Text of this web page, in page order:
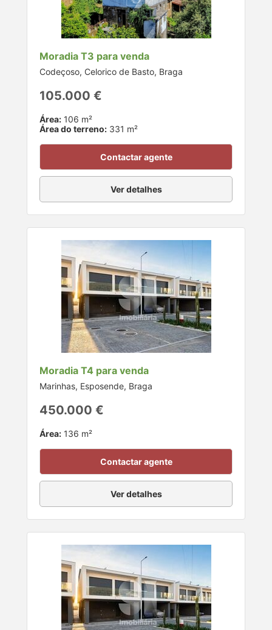
Moradia T3 para venda
Codeçoso, Celorico de Basto, Braga
105.000 €
Área: 106 m²
Área do terreno: 331 m²
Contactar agente
Ver detalhes
Moradia T4 para venda
Marinhas, Esposende, Braga
450.000 €
Área: 136 m²
Contactar agente
Ver detalhes